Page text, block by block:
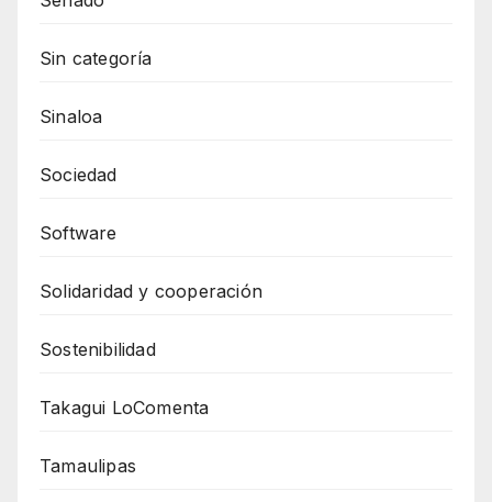
Sin categoría
Sinaloa
Sociedad
Software
Solidaridad y cooperación
Sostenibilidad
Takagui LoComenta
Tamaulipas